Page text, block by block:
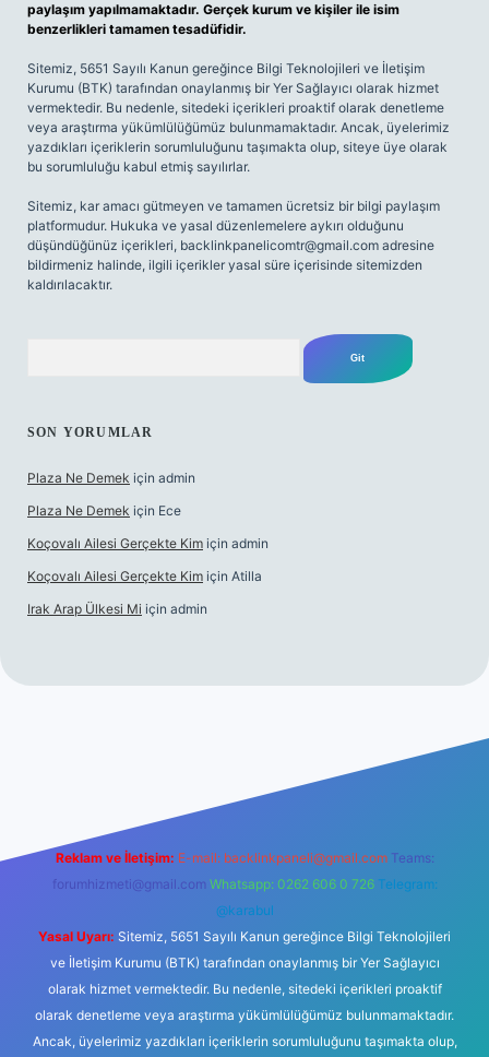
paylaşım yapılmamaktadır. Gerçek kurum ve kişiler ile isim
benzerlikleri tamamen tesadüfidir.
Sitemiz, 5651 Sayılı Kanun gereğince Bilgi Teknolojileri ve İletişim
Kurumu (BTK) tarafından onaylanmış bir Yer Sağlayıcı olarak hizmet
vermektedir. Bu nedenle, sitedeki içerikleri proaktif olarak denetleme
veya araştırma yükümlülüğümüz bulunmamaktadır. Ancak, üyelerimiz
yazdıkları içeriklerin sorumluluğunu taşımakta olup, siteye üye olarak
bu sorumluluğu kabul etmiş sayılırlar.
Sitemiz, kar amacı gütmeyen ve tamamen ücretsiz bir bilgi paylaşım
platformudur. Hukuka ve yasal düzenlemelere aykırı olduğunu
düşündüğünüz içerikleri, backlinkpanelicomtr@gmail.com adresine
bildirmeniz halinde, ilgili içerikler yasal süre içerisinde sitemizden
kaldırılacaktır.
SON YORUMLAR
Plaza Ne Demek için admin
Plaza Ne Demek için Ece
Koçovalı Ailesi Gerçekte Kim için admin
Koçovalı Ailesi Gerçekte Kim için Atilla
Irak Arap Ülkesi Mi için admin
Reklam ve İletişim: E-mail: backlinkpaneli@gmail.com Teams:
forumhizmeti@gmail.com Whatsapp: 0262 606 0 726 Telegram:
@karabul
Yasal Uyarı: Sitemiz, 5651 Sayılı Kanun gereğince Bilgi Teknolojileri
ve İletişim Kurumu (BTK) tarafından onaylanmış bir Yer Sağlayıcı
olarak hizmet vermektedir. Bu nedenle, sitedeki içerikleri proaktif
olarak denetleme veya araştırma yükümlülüğümüz bulunmamaktadır.
Ancak, üyelerimiz yazdıkları içeriklerin sorumluluğunu taşımakta olup,